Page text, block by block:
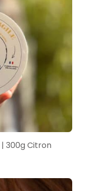
300g Citron